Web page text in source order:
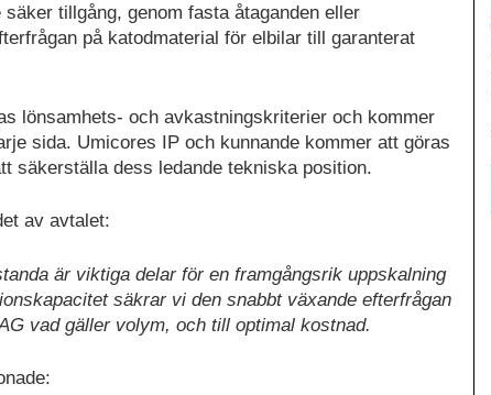
tillgång, genom fasta åtaganden eller
på katodmaterial för elbilar till garanterat
lönsamhets- och avkastningskriterier och kommer
sida. Umicores IP och kunnande kommer att göras
säkerställa dess ledande tekniska position.
av avtalet:
är viktiga delar för en framgångsrik uppskalning
säkrar vi den snabbt växande efterfrågan
vad gäller volym, och till optimal kostnad.